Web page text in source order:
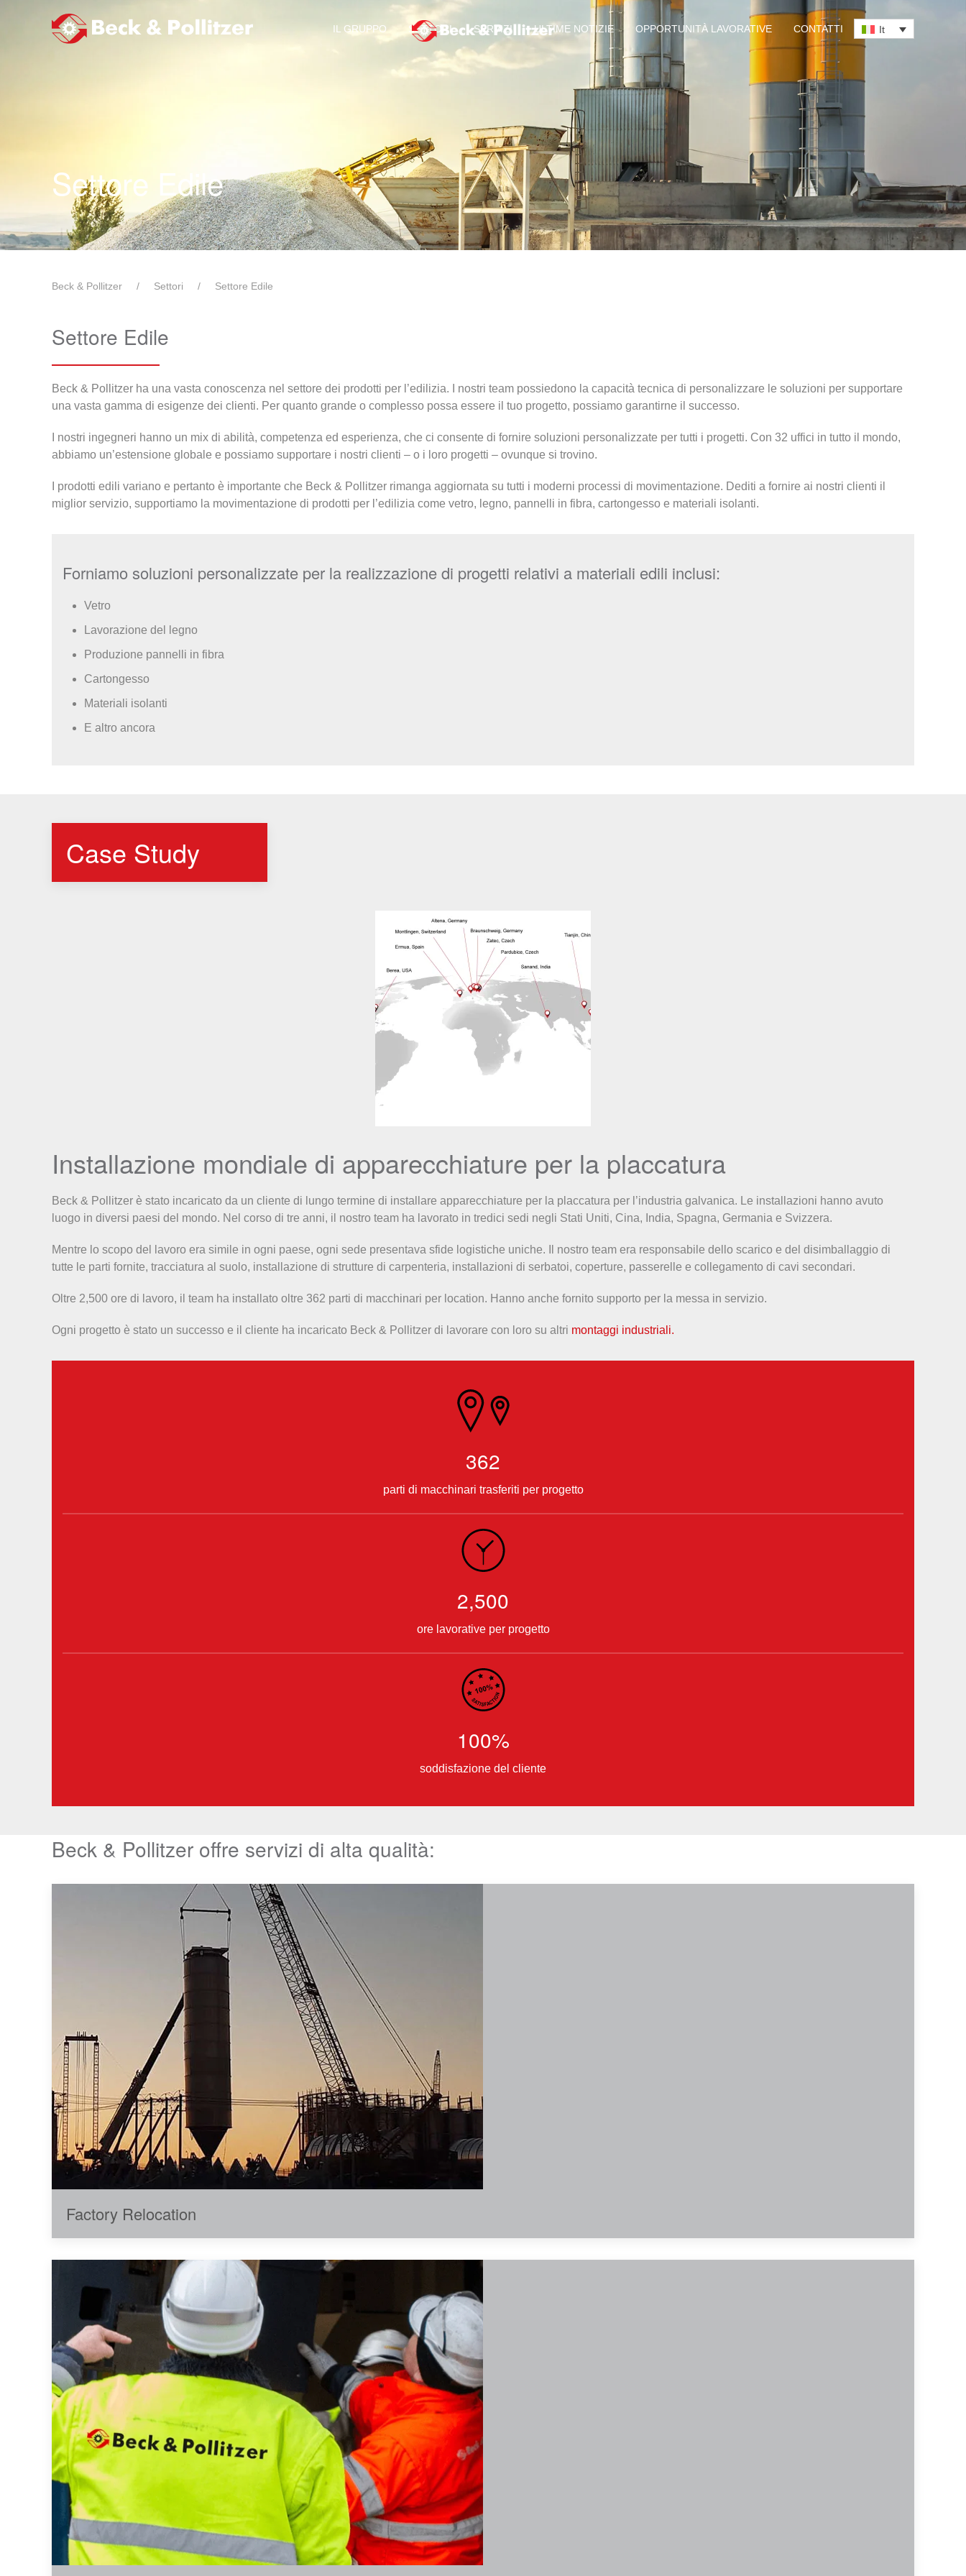
Passa al contenuto principale
IL GRUPPO SETTORI SERVIZI ULTIME NOTIZIE OPPORTUNITÀ LAVORATIVE CONTATTI It
Settore Edile
Beck & Pollitzer Settori Settore Edile
Settore Edile
Beck & Pollitzer ha una vasta conoscenza nel settore dei prodotti per l’edilizia. I nostri team possiedono la capacità tecnica di personalizzare le soluzioni per supportare
una vasta gamma di esigenze dei clienti. Per quanto grande o complesso possa essere il tuo progetto, possiamo garantirne il successo.
I nostri ingegneri hanno un mix di abilità, competenza ed esperienza, che ci consente di fornire soluzioni personalizzate per tutti i progetti. Con 32 uffici in tutto il mondo,
abbiamo un’estensione globale e possiamo supportare i nostri clienti – o i loro progetti – ovunque si trovino.
I prodotti edili variano e pertanto è importante che Beck & Pollitzer rimanga aggiornata su tutti i moderni processi di movimentazione. Dediti a fornire ai nostri clienti il
miglior servizio, supportiamo la movimentazione di prodotti per l’edilizia come vetro, legno, pannelli in fibra, cartongesso e materiali isolanti.
Forniamo soluzioni personalizzate per la realizzazione di progetti relativi a materiali edili inclusi:
Vetro
Lavorazione del legno
Produzione pannelli in fibra
Cartongesso
Materiali isolanti
E altro ancora
Case Study
Installazione mondiale di apparecchiature per la placcatura
Beck & Pollitzer è stato incaricato da un cliente di lungo termine di installare apparecchiature per la placcatura per l’industria galvanica. Le installazioni hanno avuto
luogo in diversi paesi del mondo. Nel corso di tre anni, il nostro team ha lavorato in tredici sedi negli Stati Uniti, Cina, India, Spagna, Germania e Svizzera.
Mentre lo scopo del lavoro era simile in ogni paese, ogni sede presentava sfide logistiche uniche. Il nostro team era responsabile dello scarico e del disimballaggio di
tutte le parti fornite, tracciatura al suolo, installazione di strutture di carpenteria, installazioni di serbatoi, coperture, passerelle e collegamento di cavi secondari.
Oltre 2,500 ore di lavoro, il team ha installato oltre 362 parti di macchinari per location. Hanno anche fornito supporto per la messa in servizio.
Ogni progetto è stato un successo e il cliente ha incaricato Beck & Pollitzer di lavorare con loro su altri montaggi industriali.
362
parti di macchinari trasferiti per progetto
2,500
ore lavorative per progetto
100%
soddisfazione del cliente
Beck & Pollitzer offre servizi di alta qualità:
Factory Relocation